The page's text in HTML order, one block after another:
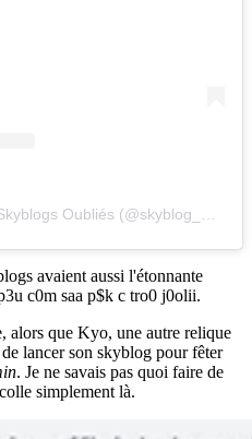
avaient aussi l'étonnante
c0m saa p$k c tro0 j0olii.
alors que Kyo, une autre relique
lancer son skyblog pour fêter
. Je ne savais pas quoi faire de
simplement là.